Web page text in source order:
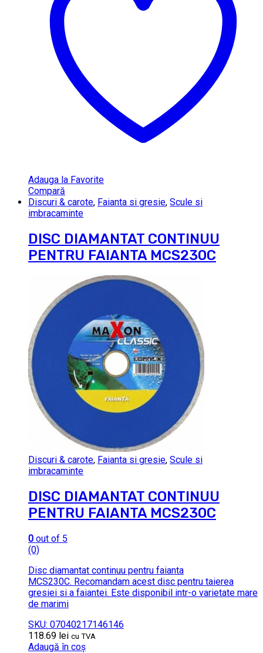
Adauga la Favorite
Compară
Discuri & carote, Faianta si gresie, Scule si
imbracaminte
DISC DIAMANTAT CONTINUU
PENTRU FAIANTA MCS230C
Discuri & carote, Faianta si gresie, Scule si
imbracaminte
DISC DIAMANTAT CONTINUU
PENTRU FAIANTA MCS230C
0 out of 5
(0)
Disc diamantat continuu pentru faianta
MCS230C. Recomandam acest disc pentru taierea
gresiei si a faiantei. Este disponibil intr-o varietate mare
de marimi
SKU: 07040217146146
118.69 lei cu TVA
Adaugă în coș